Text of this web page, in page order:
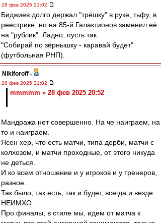
28 фев 2025 21:02
Биджиев долго держал "трёшку" в руке, тьфу, в
реестрике, но на 85-й Галактионов заменил её
на "рублик". Ладно, пусть так..
"Собирай по зёрнышку - каравай будет"
(футбольная РНП).
Nikiforoff -
28 фев 2025 21:02
mmmmm » 28 фев 2025 20:52
Мандража нет совершенно. На че наиграем, на
то и наиграем.
Ясен хер, что есть матчи, типа дерби, матчи с
колхозом, и матчи проходные, от этого никуда
не деться.
И ко всем отношение и у игроков и у тренеров,
разное.
Так было, так есть, так и будет, всегда и везде.
НЕИМХО.
Про финалы, в стиле мы, идем от матча к